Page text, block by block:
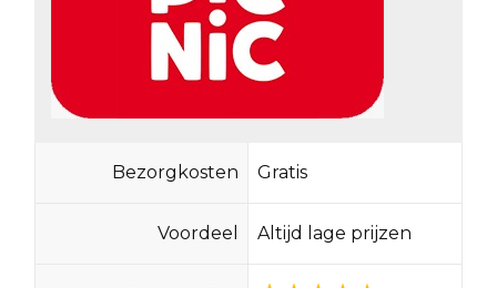
Bezorgkosten Gratis
Voordeel Altijd lage prijzen